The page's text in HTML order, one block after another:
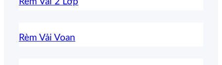
Rèm Vải Voan